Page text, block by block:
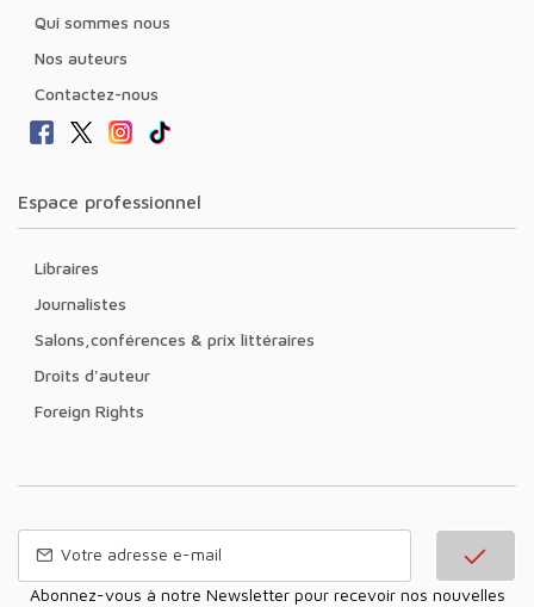
Qui sommes nous
Nos auteurs
Contactez-nous
Espace professionnel
Libraires
Journalistes
Salons,conférences & prix littéraires
Droits d'auteur
Foreign Rights
Abonnez-vous à notre Newsletter pour recevoir nos nouvelles